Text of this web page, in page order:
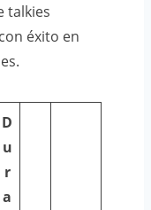
talkies
éxito en
D
u
r
a